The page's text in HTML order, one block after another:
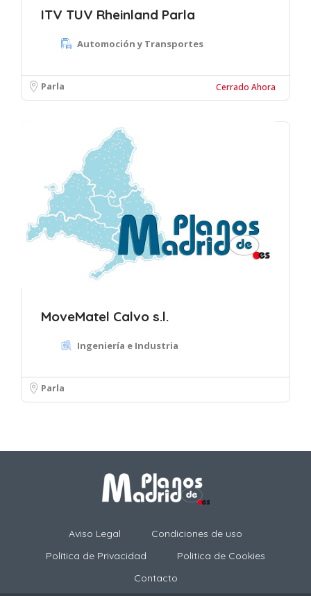
ITV TUV Rheinland Parla
Automoción y Transportes
Parla Cerrado Ahora
MoveMatel Calvo s.l.
Ingeniería e Industria
Parla
Aviso Legal
Condiciones de uso
Política de Privacidad
Politica de Cookies
Contacto